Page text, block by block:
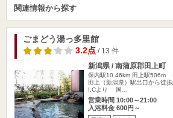
関連情報から探す
ごまどう湯っ多里館
3.2点/ 13 件
新潟県 / 南蒲原郡田上町
保内駅10.46km 田上駅506m
田上（新潟県）駅出口から徒
I.Cより 国…
営業時間 10:00～21:00
入浴料金 600円～